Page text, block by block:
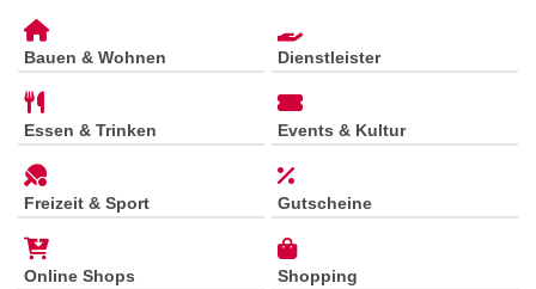
Bauen & Wohnen Dienstleister
Essen & Trinken Events & Kultur
Freizeit & Sport Gutscheine
Online Shops Shopping